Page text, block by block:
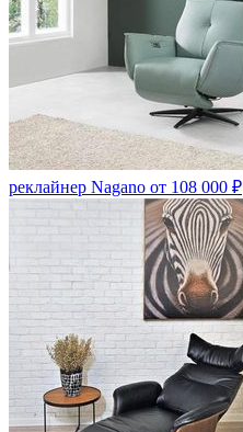
реклайнер Nagano от 108 000 ₽